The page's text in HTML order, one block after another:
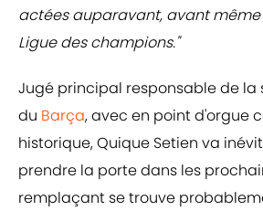
actées auparavant, avant
Ligue des champions."
Jugé principal responsable de la
du Barça, avec en point d'orgue
historique, Quique Setien va
prendre la porte dans les
remplaçant se trouve